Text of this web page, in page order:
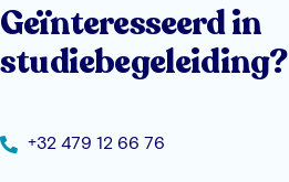
Geïnteresseerd in
studiebegeleiding?
+32 479 12 66 76